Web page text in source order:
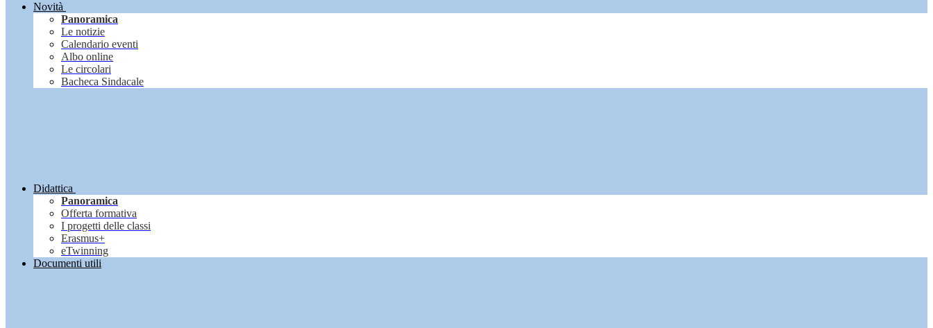
Novità
Panoramica
Le notizie
Calendario eventi
Albo online
Le circolari
Bacheca Sindacale
Didattica
Panoramica
Offerta formativa
I progetti delle classi
Erasmus+
eTwinning
Documenti utili